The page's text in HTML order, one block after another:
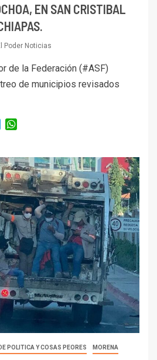
EN SAN CRISTIBAL
Poder Noticias
de la Federación (#ASF)
de municipios revisados
Telegram
DE POLITICA Y COSAS PEORES
MORENA